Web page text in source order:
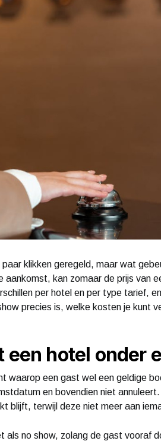
paar klikken geregeld, maar wat
aankomst, kan zomaar de prijs van
per hotel en per type tarief,
precies is, welke kosten je kunt
een hotel onder
waarop een gast wel een geldige
en bovendien niet
blijft, terwijl deze niet meer aan
als no show, zolang de gast vooraf